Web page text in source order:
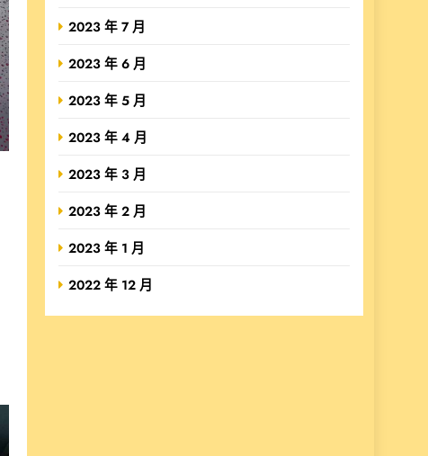
2023 年 7 月
2023 年 6 月
2023 年 5 月
2023 年 4 月
2023 年 3 月
2023 年 2 月
2023 年 1 月
2022 年 12 月